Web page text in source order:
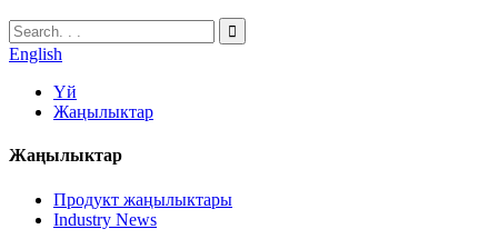
English
Үй
Жаңылыктар
Жаңылыктар
Продукт жаңылыктары
Industry News